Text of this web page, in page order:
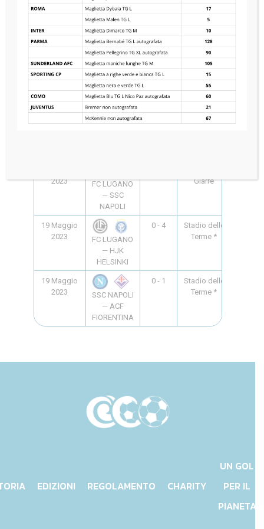
FC LUGANO
— ACF
FIORENTINA
17 Maggio
SSC NAPOLI
— HJK
HELSINKI
0 - 1
Campo
Frontiere
18 Maggio
2023
HJK
1 - 2
Comunale
Battaglia
Terme
2023
FC LUGANO
— SSC
NAPOLI
Giarre
19 Maggio
2023
FC LUGANO
— HJK
HELSINKI
0 - 4
Stadio delle
Terme *
19 Maggio
2023
SSC NAPOLI
— ACF
FIORENTINA
0 - 1
Stadio delle
Terme *
EDIZIONI REGOLAMENTO CHARITY
UN GOL
PER IL
PIANETA